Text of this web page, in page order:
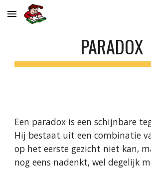
Skip to main content
PARADOX
Een paradox is een schijnbare
Hij bestaat uit een combinatie
op het eerste gezicht niet kan,
nog eens nadenkt, wel degelijk